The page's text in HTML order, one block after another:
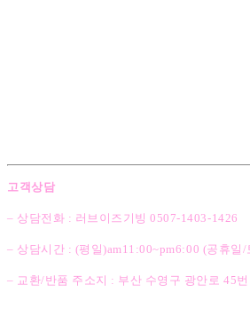
고객상담
– 상담전화 : 러브이즈기빙 0507-1403-1426
– 상담시간 : (평일)am11:00~pm6:00 (공휴일/
– 교환/반품 주소지 : 부산 수영구 광안로 45